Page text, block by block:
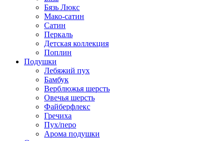
Бязь Люкс
Мако-сатин
Сатин
Перкаль
Детская коллекция
Поплин
Подушки
Лебяжий пух
Бамбук
Верблюжья шерсть
Овечья шерсть
Файберфлекс
Гречиха
Пух/перо
Арома подушки